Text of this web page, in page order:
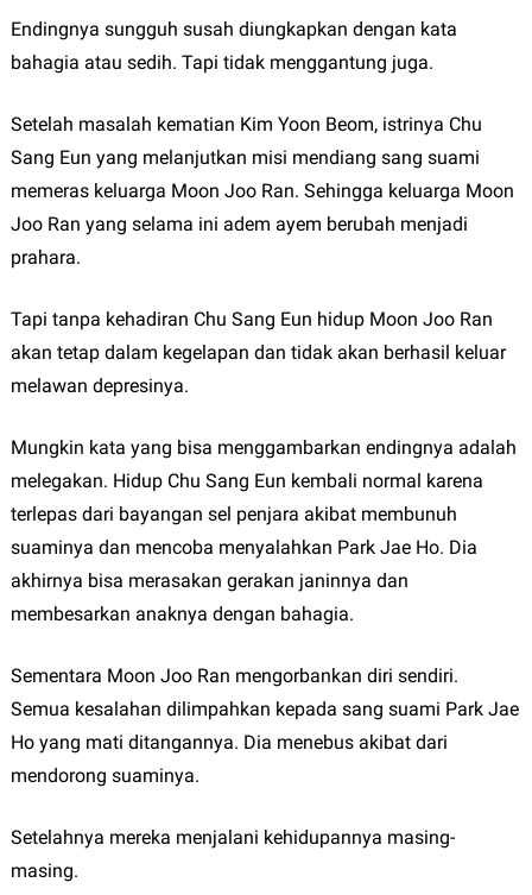
Endingnya sungguh susah diungkapkan dengan kata
bahagia atau sedih. Tapi tidak menggantung juga.
Setelah masalah kematian Kim Yoon Beom, istrinya Chu
Sang Eun yang melanjutkan misi mendiang sang suami
memeras keluarga Moon Joo Ran. Sehingga keluarga Moon
Joo Ran yang selama ini adem ayem berubah menjadi
prahara.
Tapi tanpa kehadiran Chu Sang Eun hidup Moon Joo Ran
akan tetap dalam kegelapan dan tidak akan berhasil keluar
melawan depresinya.
Mungkin kata yang bisa menggambarkan endingnya adalah
melegakan. Hidup Chu Sang Eun kembali normal karena
terlepas dari bayangan sel penjara akibat membunuh
suaminya dan mencoba menyalahkan Park Jae Ho. Dia
akhirnya bisa merasakan gerakan janinnya dan
membesarkan anaknya dengan bahagia.
Sementara Moon Joo Ran mengorbankan diri sendiri.
Semua kesalahan dilimpahkan kepada sang suami Park Jae
Ho yang mati ditangannya. Dia menebus akibat dari
mendorong suaminya.
Setelahnya mereka menjalani kehidupannya masing-
masing.